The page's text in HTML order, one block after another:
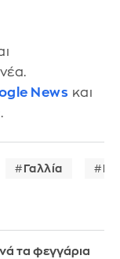
News και
Γαλλία
τα φεγγάρια